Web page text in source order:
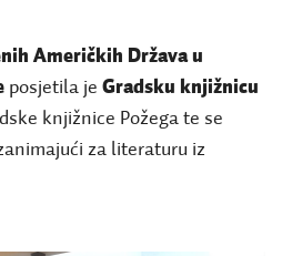
Američkih Država u
posjetila jeGradsku knjižnicu
knjižnice Požega te se
za literaturu iz